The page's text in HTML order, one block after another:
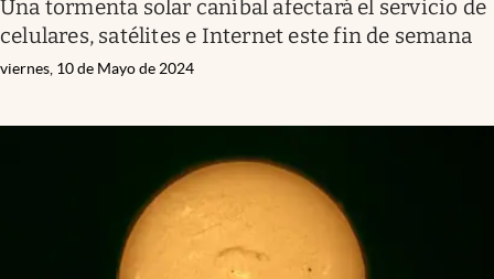
Una tormenta solar caníbal afectará el servicio de
celulares, satélites e Internet este fin de semana
viernes, 10 de Mayo de 2024